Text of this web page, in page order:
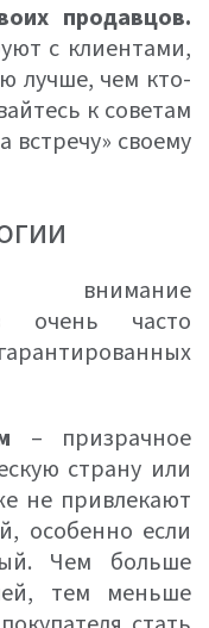
продавцов.
с клиентами,
лучше, чем кто-
к советам
встречу» своему
внимание
очень часто
– призрачное
страну или
не привлекают
особенно если
Чем больше
тем меньше